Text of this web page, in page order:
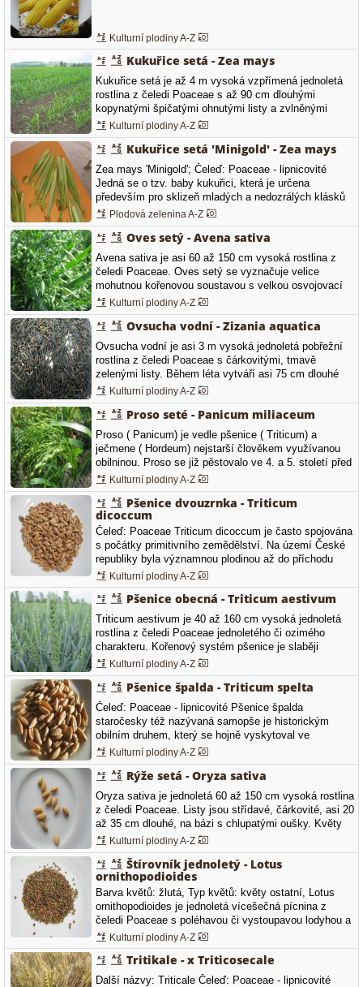
Kulturní plodiny A-Z
Kukuřice setá - Zea mays
Kukuřice setá je až 4 m vysoká vzpřímená jednoletá
rostlina z čeledi Poaceae s až 90 cm dlouhými
kopynatými špičatými ohnutými listy a zvlněnými
okraji. Kukuřice je jednodomá rostlina, která má jak
samčí tak samičí květenství. Samčí květenství je lata
a nachází se na vrcholu rostliny. Klásky jsou
dvoukvěté, z nichž…
Kulturní plodiny A-Z
Kukuřice setá 'Minigold' - Zea mays
Zea mays 'Minigold'; Čeleď: Poaceae - lipnicovité
Jedná se o tzv. baby kukuřici, která je určena
především pro sklizeň mladých a nedozrálých klásků
jež nacházejí uplatnění ke konzervaci. Rostlina
dorůstá do výšky od 180 do 200 cm a vytváří až 4
klasy na rostlině. Je středně pozdní a vhodná zejména
do teplejších podmínek,…
Plodová zelenina A-Z
Oves setý - Avena sativa
Avena sativa je asi 60 až 150 cm vysoká rostlina z
čeledi Poaceae. Oves setý se vyznačuje velice
mohutnou kořenovou soustavou s velkou osvojovací
schopností, která se značně rozvíjí současně s
tvorbou odnoží. Listy ovsa mají tmavě zelenou barvu a
jsou levotočivé, na rozdíl od ostatních druhů obilovin.
Na přechodu pochvy v čepel…
Kulturní plodiny A-Z
Ovsucha vodní - Zizania aquatica
Ovsucha vodní je asi 3 m vysoká jednoletá pobřežní
rostlina z čeledi Poaceae s čárkovitými, tmavě
zelenými listy. Během léta vytváří asi 75 cm dlouhé
jehlancovité laty, jež jsou složené ze světle zelených
květů. Po oplození květů se vytvářejí rýži podobné
obilky. Další názvy: ovsucha bahenní, indiánská rýže,
…
Kulturní plodiny A-Z
Proso seté - Panicum miliaceum
Proso ( Panicum) je vedle pšenice ( Triticum) a
ječmene ( Hordeum) nejstarší člověkem využívanou
obilninou. Proso se již pěstovalo ve 4. a 5. století před
Kristem. Jeho pravlastí je Čína, východní Asie, Indie a
jihovýchodní oblasti Ruska. Panicum miliaceum je
krátkodenní, teplomilná a suchovzdorná obilnina z
čeledi Poaceae. Z…
Kulturní plodiny A-Z
Pšenice dvouzrnka - Triticum
dicoccum
Čeleď: Poaceae Triticum dicoccum je často spojována
s počátky primitivního zemědělství. Na území České
republiky byla významnou plodinou až do příchodu
Slovanů, kteří zavedli pěstování pšenice seté. Odrůdy
pšenice dvouzrnky jsou převážně jarního charakteru.
Ozimé typy se vyskytují zejména u planých forem.
Stéblo…
Kulturní plodiny A-Z
Pšenice obecná - Triticum aestivum
Triticum aestivum je 40 až 160 cm vysoká jednoletá
rostlina z čeledi Poaceae jednoletého či ozimého
charakteru. Kořenový systém pšenice je slaběji
vyvinut a kořeny dorůstají až do 0,5 m hloubky. Listy
se skládají z listové čepele a listové pochvy. Na
přechodu mezi listovou čepelí a pochvou je jazýček,
po obou stranách listové…
Kulturní plodiny A-Z
Pšenice špalda - Triticum spelta
Čeleď: Poaceae - lipnicovité Pšenice špalda
staročesky též nazývaná samopše je historickým
obilním druhem, který se hojně vyskytoval ve
středomořské a černomořské oblasti. Zrno zůstává
obaleno v pluchách a musí být dodatečně vyloupáno.
Obal z pluch chrání zrno před houbovými chorobami či
jinými zárodky různých…
Kulturní plodiny A-Z
Rýže setá - Oryza sativa
Oryza sativa je jednoletá 60 až 150 cm vysoká rostlina
z čeledi Poaceae. Listy jsou střídavé, čárkovité, asi 20
až 35 cm dlouhé, na bázi s chlupatými oušky. Květy
vyrůstají v jednokvětých kláscích, na bázi se 2 malými
plevami a kožovitou osinatou nebo bezosinatou
chlupatou pluchou, 6 tyčinkami a semeníkem se 2
bliznami. Klásky…
Kulturní plodiny A-Z
Štírovník jednoletý - Lotus
ornithopodioides
Barva květů: žlutá, Typ květů: květy ostatní, Lotus
ornithopodioides je jednoletá vícešečná pícnina z
čeledi Poaceae s poléhavou či vystoupavou lodyhou a
stopkatými listy. Květenstvím je hlávkovitý okolík se 3
až 5 květy žloutkově žluté barvy. Plodem je 4 až 5 cm
dlouhý silně zploštělý a srpovitě zakřivený lusk.
Kulturní plodiny A-Z
Tritikale - x Triticosecale
Další názvy: Triticale Čeleď: Poaceae - lipnicovité